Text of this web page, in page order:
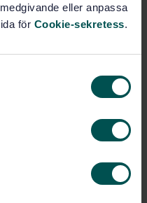
eller anpassa
för Cookie-sekretess.
och
5:
and austenitic-